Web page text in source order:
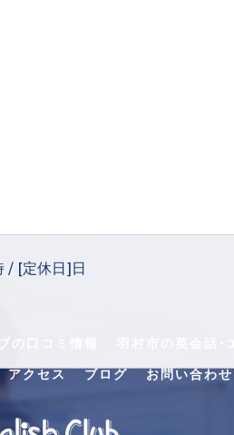
/ [定休日]日
アクセス ブログ お問い合わせ